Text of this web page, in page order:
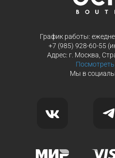
График работы:
+7 (985) 928-60-55
Адрес: г. Москва,
Посмотреть
Мы в